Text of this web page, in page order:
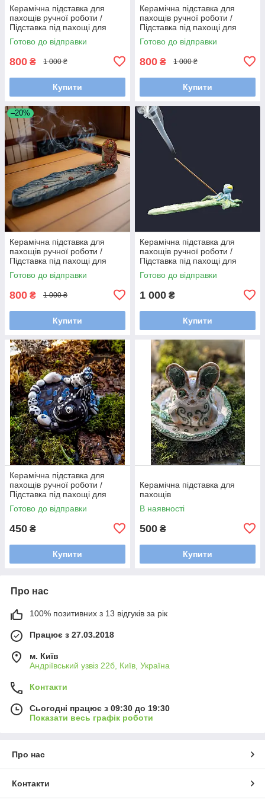
Керамічна підставка для
пахощів ручної роботи /
Підставка під пахощі для
аромапаличок
Готово до відправки
800 ₴ 1 000 ₴
Купити
Керамічна підставка для
пахощів ручної роботи /
Підставка під пахощі для
аромапаличок
Готово до відправки
800 ₴ 1 000 ₴
Купити
–20%
Керамічна підставка для
пахощів ручної роботи /
Підставка під пахощі для
аромапаличок
Готово до відправки
800 ₴ 1 000 ₴
Купити
Керамічна підставка для
пахощів ручної роботи /
Підставка під пахощі для
аромапаличок
Готово до відправки
1 000 ₴
Купити
Керамічна підставка для
пахощів ручної роботи /
Підставка під пахощі для
аромапаличок
Готово до відправки
450 ₴
Купити
Керамічна підставка для
пахощів
В наявності
500 ₴
Купити
Про нас
100% позитивних з 13 відгуків за рік
Працює з 27.03.2018
м. Київ
Андріївський узвіз 22б, Київ, Україна
Контакти
Сьогодні працює з 09:30 до 19:30
Показати весь графік роботи
Про нас
Контакти